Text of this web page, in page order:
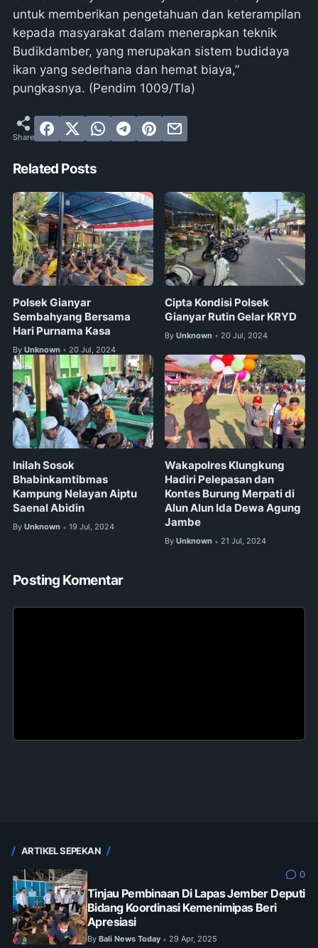
untuk memberikan pengetahuan dan keterampilan
kepada masyarakat dalam menerapkan teknik
Budikdamber, yang merupakan sistem budidaya
ikan yang sederhana dan hemat biaya,”
pungkasnya. (Pendim 1009/Tla)
Related Posts
Polsek Gianyar
Sembahyang Bersama
Hari Purnama Kasa
By Unknown • 20 Jul, 2024
Cipta Kondisi Polsek
Gianyar Rutin Gelar KRYD
By Unknown • 20 Jul, 2024
Inilah Sosok
Bhabinkamtibmas
Kampung Nelayan Aiptu
Saenal Abidin
By Unknown • 19 Jul, 2024
Wakapolres Klungkung
Hadiri Pelepasan dan
Kontes Burung Merpati di
Alun Alun Ida Dewa Agung
Jambe
By Unknown • 21 Jul, 2024
Posting Komentar
ARTIKEL SEPEKAN
0
Tinjau Pembinaan Di Lapas Jember Deputi
Bidang Koordinasi Kemenimipas Beri
Apresiasi
By Bali News Today • 29 Apr, 2025